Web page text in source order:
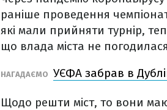
раніше проведення
які мали прийняти турнір,
що влада міста не
НАГАДАЄМО УЄФА забрав в
Щодо решти міст, то вони